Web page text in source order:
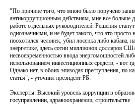
"По причине того, что мною было поручено
антикоррупционным действиям, мне все больше
работе отдельных руководителей. Решения
однозначными, и не будет такого, что это
поохотился человек, убил лосенка либо кабана,
энергетике, здесь сотни миллионов долларов
несвоевременностью ввода энергомощностей
использованием инвестиционных средств, - вот
Однако нет, в обоих эпизодах преступления, по
статья", - уточнил президент РБ.
Эксперты: Высокий уровень коррупции в
госуправлении, здравоохранении, строительстве